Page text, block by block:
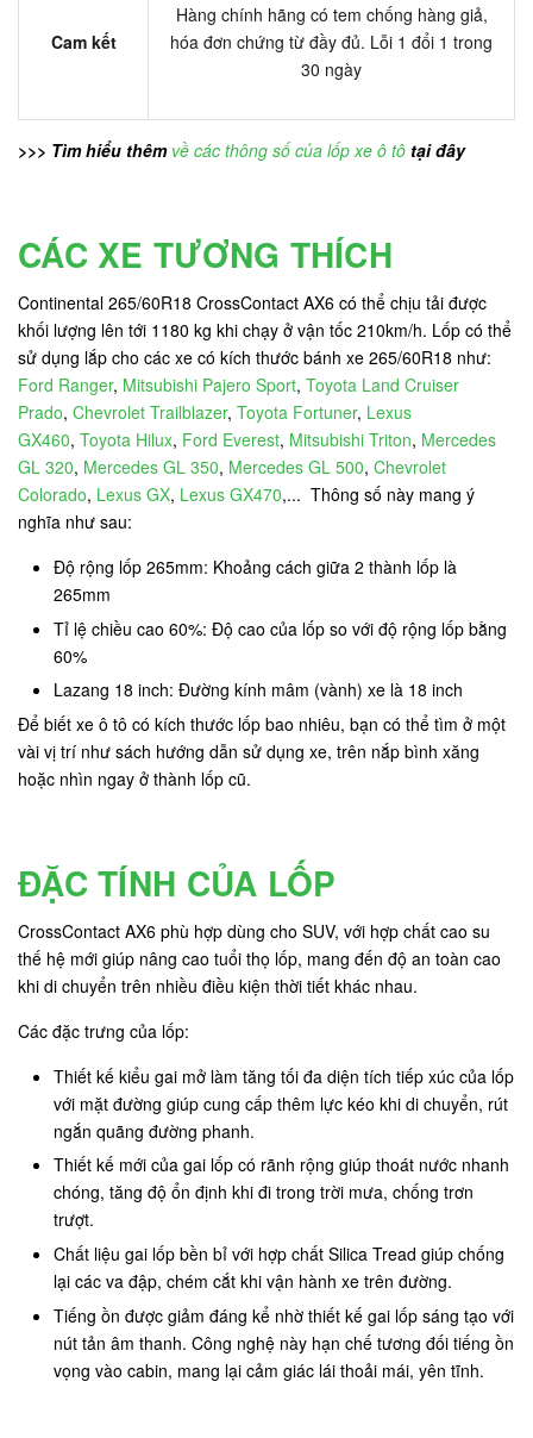
Cam kết
Hàng chính hãng có tem chống hàng giả,
hóa đơn chứng từ đầy đủ. Lỗi 1 đổi 1 trong
30 ngày
>>> Tìm hiểu thêm về các thông số của lốp xe ô tô tại đây
CÁC XE TƯƠNG THÍCH
Continental 265/60R18 CrossContact AX6 có thể chịu tải được
khối lượng lên tới 1180 kg khi chạy ở vận tốc 210km/h. Lốp có thể
sử dụng lắp cho các xe có kích thước bánh xe 265/60R18 như:
Ford Ranger, Mitsubishi Pajero Sport, Toyota Land Cruiser
Prado, Chevrolet Trailblazer, Toyota Fortuner, Lexus
GX460, Toyota Hilux, Ford Everest, Mitsubishi Triton, Mercedes
GL 320, Mercedes GL 350, Mercedes GL 500, Chevrolet
Colorado, Lexus GX, Lexus GX470,... Thông số này mang ý
nghĩa như sau:
Độ rộng lốp 265mm: Khoảng cách giữa 2 thành lốp là
265mm
Tỉ lệ chiều cao 60%: Độ cao của lốp so với độ rộng lốp bằng
60%
Lazang 18 inch: Đường kính mâm (vành) xe là 18 inch
Để biết xe ô tô có kích thước lốp bao nhiêu, bạn có thể tìm ở một
vài vị trí như sách hướng dẫn sử dụng xe, trên nắp bình xăng
hoặc nhìn ngay ở thành lốp cũ.
ĐẶC TÍNH CỦA LỐP
CrossContact AX6 phù hợp dùng cho SUV, với hợp chất cao su
thế hệ mới giúp nâng cao tuổi thọ lốp, mang đến độ an toàn cao
khi di chuyển trên nhiều điều kiện thời tiết khác nhau.
Các đặc trưng của lốp:
Thiết kế kiểu gai mở làm tăng tối đa diện tích tiếp xúc của lốp
với mặt đường giúp cung cấp thêm lực kéo khi di chuyển, rút
ngắn quãng đường phanh.
Thiết kế mới của gai lốp có rãnh rộng giúp thoát nước nhanh
chóng, tăng độ ổn định khi đi trong trời mưa, chống trơn
trượt.
Chất liệu gai lốp bền bỉ với hợp chất Silica Tread giúp chống
lại các va đập, chém cắt khi vận hành xe trên đường.
Tiếng ồn được giảm đáng kể nhờ thiết kế gai lốp sáng tạo với
nút tản âm thanh. Công nghệ này hạn chế tương đối tiếng ồn
vọng vào cabin, mang lại cảm giác lái thoải mái, yên tĩnh.